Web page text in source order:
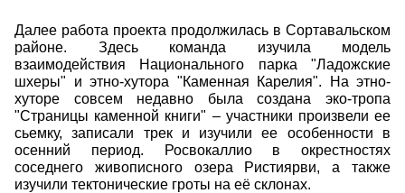
Далее работа проекта продолжилась в Сортавальском
районе. Здесь команда изучила модель
взаимодействия Национального парка "Ладожские
шхеры" и этно-хутора "Каменная Карелия". На этно-
хуторе совсем недавно была создана эко-тропа
"Страницы каменной книги" – участники произвели ее
сьемку, записали трек и изучили ее особенности в
осенний период. Росвокаллио в окрестностях
соседнего живописного озера Ристиярви, а также
изучили тектонические гроты на её склонах.